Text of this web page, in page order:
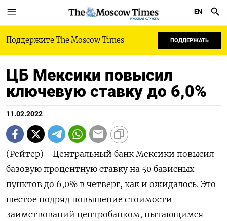
РУССКАЯ СЛУЖБА
EN
Поддержите The Moscow Times ПОДДЕРЖАТЬ
ЦБ Мексики повысил
ключевую ставку до 6,0%
11.02.2022
(Рейтер) - Центральный банк Мексики повысил
базовую процентную ставку на 50 базисных
пунктов до 6,0% в четверг, как и ожидалось. Это
шестое подряд повышение стоимости
заимствований центробанком, пытающимся